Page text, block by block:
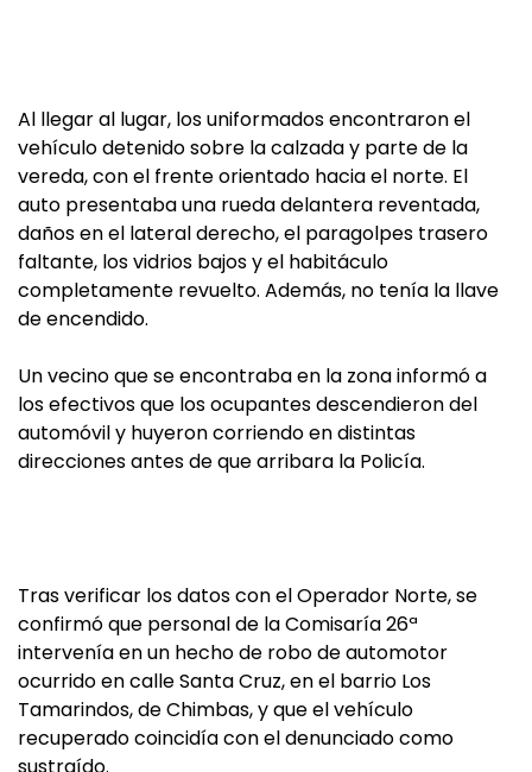
Al llegar al lugar, los uniformados encontraron el
vehículo detenido sobre la calzada y parte de la
vereda, con el frente orientado hacia el norte. El
auto presentaba una rueda delantera reventada,
daños en el lateral derecho, el paragolpes trasero
faltante, los vidrios bajos y el habitáculo
completamente revuelto. Además, no tenía la llave
de encendido.
Un vecino que se encontraba en la zona informó a
los efectivos que los ocupantes descendieron del
automóvil y huyeron corriendo en distintas
direcciones antes de que arribara la Policía.
Tras verificar los datos con el Operador Norte, se
confirmó que personal de la Comisaría 26ª
intervenía en un hecho de robo de automotor
ocurrido en calle Santa Cruz, en el barrio Los
Tamarindos, de Chimbas, y que el vehículo
recuperado coincidía con el denunciado como
sustraído.